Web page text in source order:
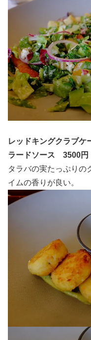
レッドキングクラブ
ラードソース 3500円
タラバの実たっぷりの
イムの香りが良い。